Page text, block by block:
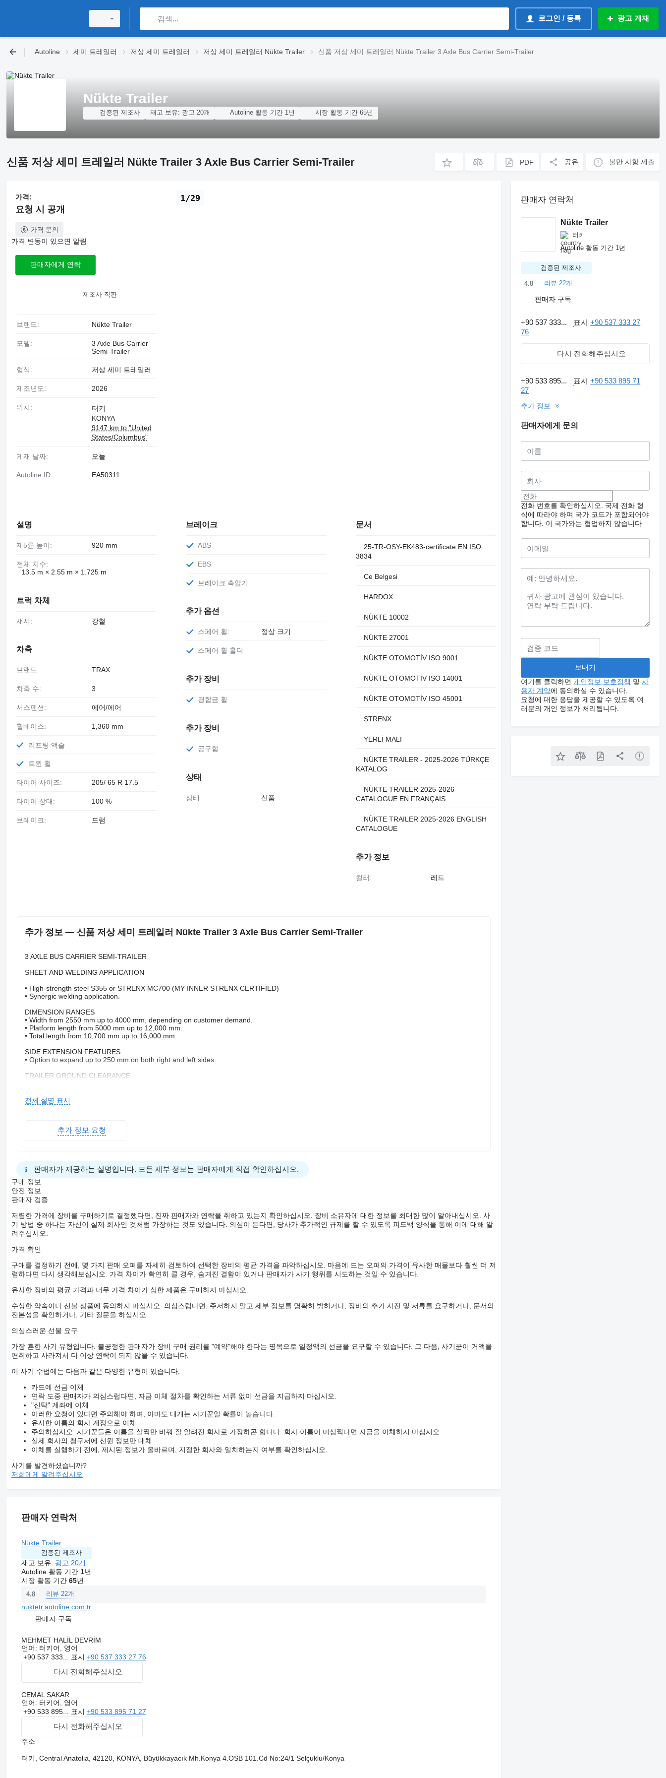
로그인 / 등록 광고 게재
Autoline 세미 트레일러 저상 세미 트레일러 저상 세미 트레일러 Nükte Trailer 신품 저상 세미 트레일러 Nükte Trailer 3 Axle Bus Carrier Semi-Trailer
Nükte Trailer
검증된 제조사 재고 보유: 광고 20개 Autoline 활동 기간 1년 시장 활동 기간 65년
신품 저상 세미 트레일러 Nükte Trailer 3 Axle Bus Carrier Semi-Trailer PDF 공유 불만 사항 제출
1/29
가격:
요청 시 공개
가격 문의
가격 변동이 있으면 알림
판매자에게 연락
제조사 직판
브랜드: Nükte Trailer
모델:
3 Axle Bus Carrier
Semi-Trailer
형식: 저상 세미 트레일러
제조년도: 2026
위치:
터키
KONYA
9147 km to "United
States/Columbus"
게재 날짜: 오늘
Autoline ID: EA50311
설명
제5륜 높이: 920 mm
전체 치수:
13.5 m × 2.55 m × 1.725 m
트럭 차체
섀시: 강철
차축
브랜드: TRAX
차축 수: 3
서스펜션: 에어/에어
휠베이스: 1,360 mm
리프팅 액슬
트윈 휠
타이어 사이즈: 205/ 65 R 17.5
타이어 상태: 100 %
브레이크: 드럼
브레이크
ABS
EBS
브레이크 축압기
추가 옵션
스페어 휠: 정상 크기
스페어 휠 홀더
추가 장비
경합금 휠
추가 장비
공구함
상태
상태: 신품
문서
25-TR-OSY-EK483-certificate EN ISO
3834
Ce Belgesi
HARDOX
NÜKTE 10002
NÜKTE 27001
NÜKTE OTOMOTİV ISO 9001
NÜKTE OTOMOTİV ISO 14001
NÜKTE OTOMOTİV ISO 45001
STRENX
YERLİ MALI
NÜKTE TRAILER - 2025-2026 TÜRKÇE
KATALOG
NÜKTE TRAILER 2025-2026
CATALOGUE EN FRANÇAIS
NÜKTE TRAILER 2025-2026 ENGLISH
CATALOGUE
추가 정보
컬러: 레드
추가 정보 — 신품 저상 세미 트레일러 Nükte Trailer 3 Axle Bus Carrier Semi-Trailer
3 AXLE BUS CARRIER SEMI-TRAILER
SHEET AND WELDING APPLICATION
• High-strength steel S355 or STRENX MC700 (MY INNER STRENX CERTIFIED)
• Synergic welding application.
DIMENSION RANGES
• Width from 2550 mm up to 4000 mm, depending on customer demand.
• Platform length from 5000 mm up to 12,000 mm.
• Total length from 10,700 mm up to 16,000 mm.
SIDE EXTENSION FEATURES
• Option to expand up to 250 mm on both right and left sides.
TRAILER GROUND CLEARANCE
KING-PIN
• 2’’ or 3.5’’ King-Pin approved by ECE-R55 regulations.
AXLE AND TIRE FEATURES
• Steerable Axle Options: A steer axle can be added upon customer request.
SUSPENSION FEATURES
• Mechanical or air suspension, depending on customer preference.
BRAKE SYSTEM
ELECTRICAL SYSTEM
• 2x7 Pin socket according to ISO standards.
• 7-function tail lamps (horn type).
• Amber side marker lamps along the platform.
• Additional lighting for road and work conditions.
PAINTING APPLICATIONS
• Chemical cleaning after shot blasting.
• Zinc-rich or metallization application upon request.
• 2 Toolbox sets,
• Wheel chock,
• Front and rear rotating lamp,
• Galvanized tie-down rings,
• Galvanized spare wheel bracket,
• 2 galvanized fire cabinet brackets.
1. TECHNICAL SPECIFICATIONS
Our trailers are manufactured with high-strength steel, a robust chassis, and powerful suspension systems.
Body and Chassis Design
• Monoblock or modular chassis options to meet operational needs,
• Reinforced floor plates and crossbeams for long service life,
• Hydraulic or manual ramp systems for easy loading/unloading.
• Load-carrying capacity from 30 tons to 120 tons, special designs for specific projects,
• Expandable platform options for large-volume loads.
• Special low chassis design minimizing loading height for stable transport,
• Air or hydraulic suspension options enhancing comfort,
• Steerable axle systems providing maximum maneuverability in tight corners and challenging terrains.
Brake and Safety Systems
• WABCO or Knorr-Bremse EBS brake system ensuring short braking distance and safety,
• ABS and automatic brake balancing for stability under heavy loads,
• Reinforced tie-down points for secure load fastening.
Tires and Rims
• Tire sizes 205/ 65 R 17.5
전체 설명 표시
추가 정보 요청
판매자가 제공하는 설명입니다. 모든 세부 정보는 판매자에게 직접 확인하십시오.
구매 정보
안전 정보
판매자 검증
저렴한 가격에 장비를 구매하기로 결정했다면, 진짜 판매자와 연락을 취하고 있는지 확인하십시오. 장비 소유자에 대한 정보를 최대한 많이 알아내십시오. 사
기 방법 중 하나는 자신이 실제 회사인 것처럼 가장하는 것도 있습니다. 의심이 든다면, 당사가 추가적인 규제를 할 수 있도록 피드백 양식을 통해 이에 대해 알
려주십시오.
가격 확인
구매를 결정하기 전에, 몇 가지 판매 오퍼를 자세히 검토하여 선택한 장비의 평균 가격을 파악하십시오. 마음에 드는 오퍼의 가격이 유사한 매물보다 훨씬 더 저
렴하다면 다시 생각해보십시오. 가격 차이가 확연히 클 경우, 숨겨진 결함이 있거나 판매자가 사기 행위를 시도하는 것일 수 있습니다.
유사한 장비의 평균 가격과 너무 가격 차이가 심한 제품은 구매하지 마십시오.
수상한 약속이나 선불 상품에 동의하지 마십시오. 의심스럽다면, 주저하지 말고 세부 정보를 명확히 밝히거나, 장비의 추가 사진 및 서류를 요구하거나, 문서의
진본성을 확인하거나, 기타 질문을 하십시오.
의심스러운 선불 요구
가장 흔한 사기 유형입니다. 불공정한 판매자가 장비 구매 권리를 "예약"해야 한다는 명목으로 일정액의 선금을 요구할 수 있습니다. 그 다음, 사기꾼이 거액을
편취하고 사라져서 더 이상 연락이 되지 않을 수 있습니다.
이 사기 수법에는 다음과 같은 다양한 유형이 있습니다.
카드에 선금 이체
연락 도중 판매자가 의심스럽다면, 자금 이체 절차를 확인하는 서류 없이 선금을 지급하지 마십시오.
"신탁" 계좌에 이체
이러한 요청이 있다면 주의해야 하며, 아마도 대개는 사기꾼일 확률이 높습니다.
유사한 이름의 회사 계정으로 이체
주의하십시오. 사기꾼들은 이름을 살짝만 바꿔 잘 알려진 회사로 가장하곤 합니다. 회사 이름이 미심쩍다면 자금을 이체하지 마십시오.
실제 회사의 청구서에 신원 정보만 대체
이체를 실행하기 전에, 제시된 정보가 올바르며, 지정한 회사와 일치하는지 여부를 확인하십시오.
사기를 발견하셨습니까?
저희에게 알려주십시오
판매자 연락처
Nükte Trailer
검증된 제조사
재고 보유: 광고 20개
Autoline 활동 기간 1년
시장 활동 기간 65년
4.8 리뷰 22개
nuktetr.autoline.com.tr
판매자 구독
MEHMET HALİL DEVRİM
언어: 터키어, 영어
+90 537 333...
표시 +90 537 333 27 76
다시 전화해주십시오
CEMAL SAKAR
언어: 터키어, 영어
+90 533 895...
표시 +90 533 895 71 27
다시 전화해주십시오
주소
터키, Central Anatolia, 42120, KONYA, Büyükkayacık Mh.Konya 4.OSB 101.Cd No:24/1 Selçuklu/Konya
판매자 연락처
Nükte Trailer
터키
Autoline 활동 기간 1년
검증된 제조사
4.8 리뷰 22개
판매자 구독
+90 537 333... 표시+90 537 333 27
76
다시 전화해주십시오
+90 533 895... 표시+90 533 895 71
27
추가 정보
판매자에게 문의
전화 번호를 확인하십시오. 국제 전화 형
식에 따라야 하며 국가 코드가 포함되어야
합니다. 이 국가와는 협업하지 않습니다
여기를 클릭하면 개인정보 보호정책 및사
용자 계약에 동의하실 수 있습니다.
요청에 대한 응답을 제공할 수 있도록 여
러분의 개인 정보가 처리됩니다.